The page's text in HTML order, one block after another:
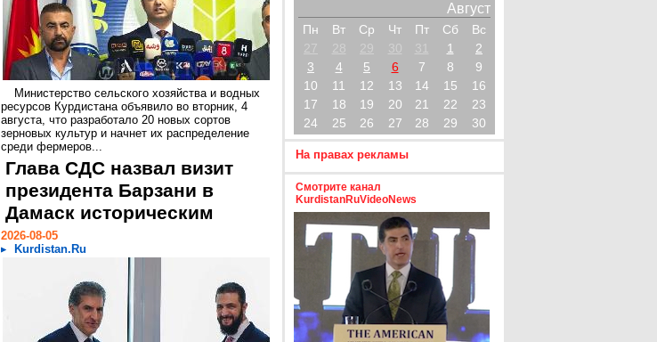
Министерство сельского хозяйства и водных
ресурсов Курдистана объявило во вторник, 4
августа, что разработало 20 новых сортов
зерновых культур и начнет их распределение
среди фермеров...
Глава СДС назвал визит
президента Барзани в
Дамаск историческим
2026-08-05
Kurdistan.Ru
Август
Пн Вт Ср Чт Пт Сб
Вс
27
28 29 30 31 1
2
3
4 5 6 7 8
9
10
11 12 13 14 15
16
17
18 19 20 21 22
23
24
25 26 27 28 29 30
На правах рекламы
Смотрите канал
KurdistanRuVideoNews